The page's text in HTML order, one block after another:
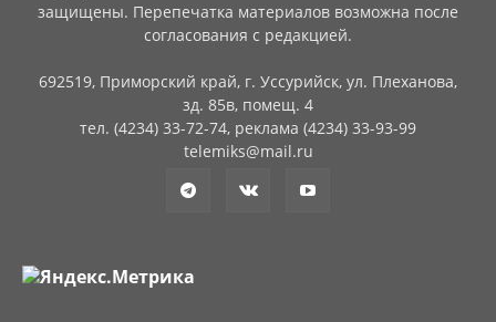
защищены. Перепечатка материалов возможна после
согласования с редакцией.
692519, Приморский край, г. Уссурийск, ул. Плеханова,
зд. 85в, помещ. 4
тел. (4234) 33-72-74, реклама (4234) 33-93-99
telemiks@mail.ru